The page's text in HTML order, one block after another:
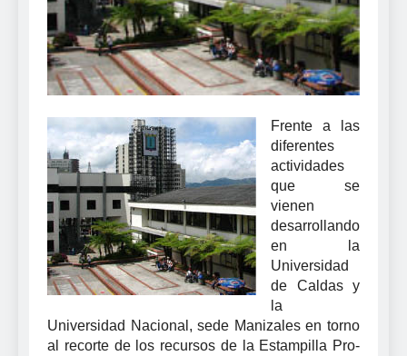
Frente a las
diferentes
actividades
que se
vienen
desarrollando
en la
Universidad
de Caldas y
la
Universidad Nacional, sede Manizales en torno
al recorte de los recursos de la Estampilla Pro-